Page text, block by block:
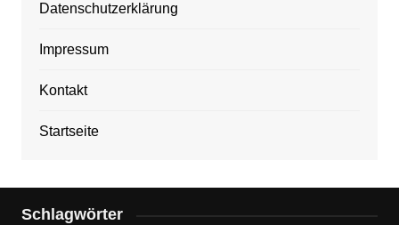
Datenschutzerklärung
Impressum
Kontakt
Startseite
Schlagwörter